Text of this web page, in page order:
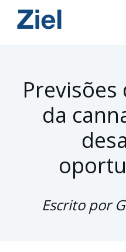
da
Escrito por